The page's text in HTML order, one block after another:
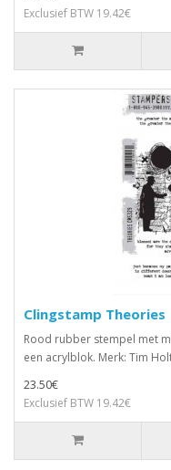
Exclusief BTW 19.42€
Clingstamp Theories
Rood rubber stempel met
een acrylblok. Merk: Tim
23.50€
Exclusief BTW 19.42€